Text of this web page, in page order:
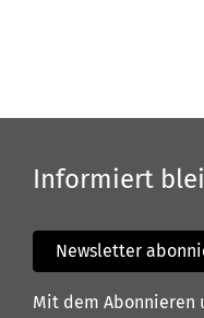
Informiert
Newsletter
Mit dem Abonnieren